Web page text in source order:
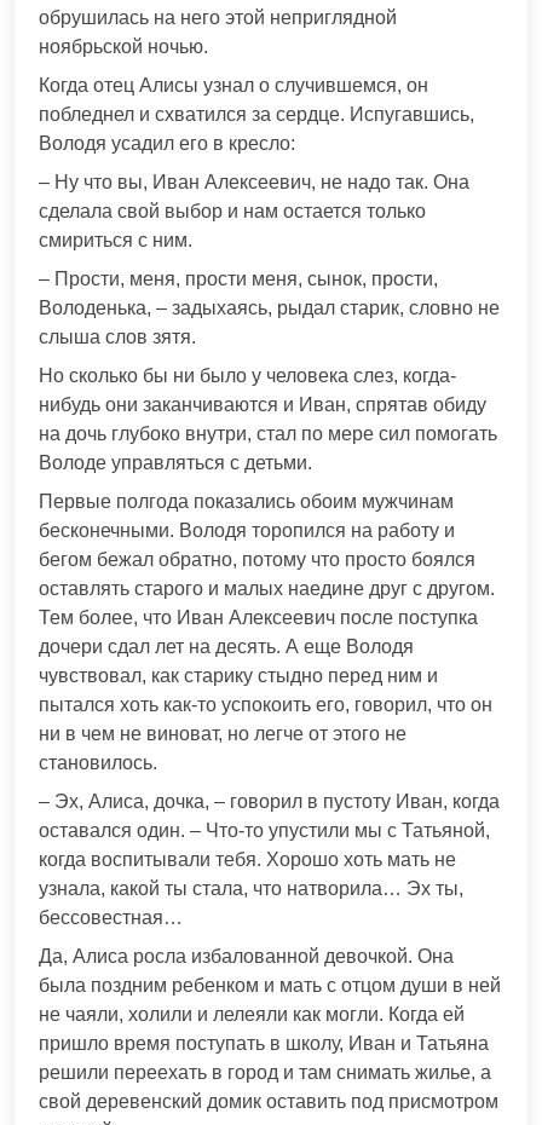
обрушилась на него этой неприглядной
ноябрьской ночью.
Когда отец Алисы узнал о случившемся, он
побледнел и схватился за сердце. Испугавшись,
Володя усадил его в кресло:
– Ну что вы, Иван Алексеевич, не надо так. Она
сделала свой выбор и нам остается только
смириться с ним.
– Прости, меня, прости меня, сынок, прости,
Володенька, – задыхаясь, рыдал старик, словно не
слыша слов зятя.
Но сколько бы ни было у человека слез, когда-
нибудь они заканчиваются и Иван, спрятав обиду
на дочь глубоко внутри, стал по мере сил помогать
Володе управляться с детьми.
Первые полгода показались обоим мужчинам
бесконечными. Володя торопился на работу и
бегом бежал обратно, потому что просто боялся
оставлять старого и малых наедине друг с другом.
Тем более, что Иван Алексеевич после поступка
дочери сдал лет на десять. А еще Володя
чувствовал, как старику стыдно перед ним и
пытался хоть как-то успокоить его, говорил, что он
ни в чем не виноват, но легче от этого не
становилось.
– Эх, Алиса, дочка, – говорил в пустоту Иван, когда
оставался один. – Что-то упустили мы с Татьяной,
когда воспитывали тебя. Хорошо хоть мать не
узнала, какой ты стала, что натворила… Эх ты,
бессовестная…
Да, Алиса росла избалованной девочкой. Она
была поздним ребенком и мать с отцом души в ней
не чаяли, холили и лелеяли как могли. Когда ей
пришло время поступать в школу, Иван и Татьяна
решили переехать в город и там снимать жилье, а
свой деревенский домик оставить под присмотром